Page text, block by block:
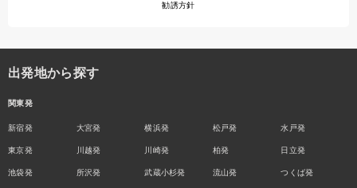
勧誘方針
出発地から探す
関東発
新宿発
東京発
池袋発
大宮発
川越発
所沢発
横浜発
川崎発
武蔵小杉発
松戸発
柏発
流山発
水戸発
日立発
つくば発